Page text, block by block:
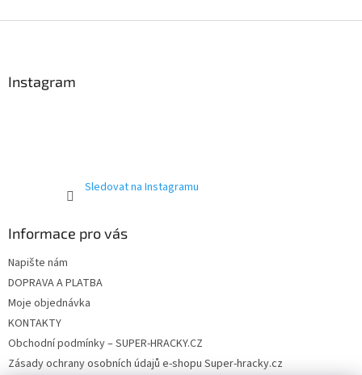
Instagram
Sledovat na Instagramu
Informace pro vás
Napište nám
DOPRAVA A PLATBA
Moje objednávka
KONTAKTY
Obchodní podmínky – SUPER-HRACKY.CZ
Zásady ochrany osobních údajů e-shopu Super-hracky.cz